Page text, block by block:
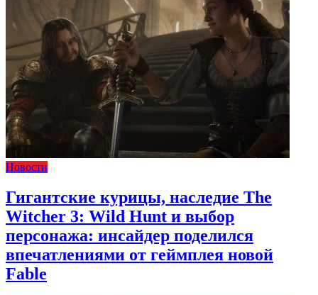
Новости
Гигантские курицы, наследие The
Witcher 3: Wild Hunt и выбор
персонажа: инсайдер поделился
впечатлениями от геймплея новой
Fable